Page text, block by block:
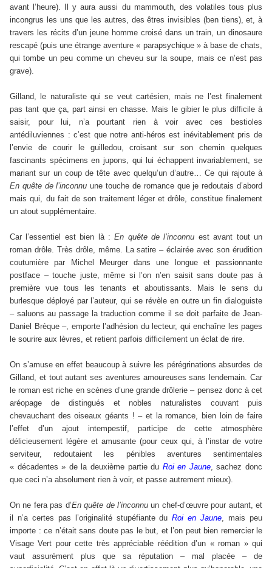
avant l’heure). Il y aura aussi du mammouth, des volatiles tous plus
incongrus les uns que les autres, des êtres invisibles (ben tiens), et, à
travers les récits d’un jeune homme croisé dans un train, un dinosaure
rescapé (puis une étrange aventure « parapsychique » à base de chats,
qui tombe un peu comme un cheveu sur la soupe, mais ce n’est pas
grave).
Gilland, le naturaliste qui se veut cartésien, mais ne l’est finalement
pas tant que ça, part ainsi en chasse. Mais le gibier le plus difficile à
saisir, pour lui, n’a pourtant rien à voir avec ces bestioles
antédiluviennes : c’est que notre anti-héros est inévitablement pris de
l’envie de courir le guilledou, croisant sur son chemin quelques
fascinants spécimens en jupons, qui lui échappent invariablement, se
mariant sur un coup de tête avec quelqu’un d’autre… Ce qui rajoute à
En quête de l’inconnu une touche de romance que je redoutais d’abord
mais qui, du fait de son traitement léger et drôle, constitue finalement
un atout supplémentaire.
Car l’essentiel est bien là :En quête de l’inconnu est avant tout un
roman drôle. Très drôle, même. La satire – éclairée avec son érudition
coutumière par Michel Meurger dans une longue et passionnante
postface – touche juste, même si l’on n’en saisit sans doute pas à
première vue tous les tenants et aboutissants. Mais le sens du
burlesque déployé par l’auteur, qui se révèle en outre un fin dialoguiste
– saluons au passage la traduction comme il se doit parfaite de Jean-
Daniel Brèque –, emporte l’adhésion du lecteur, qui enchaîne les pages
le sourire aux lèvres, et retient parfois difficilement un éclat de rire.
On s’amuse en effet beaucoup à suivre les pérégrinations absurdes de
Gilland, et tout autant ses aventures amoureuses sans lendemain. Car
le roman est riche en scènes d’une grande drôlerie – pensez donc à cet
aréopage de distingués et nobles naturalistes couvant puis
chevauchant des oiseaux géants ! – et la romance, bien loin de faire
l’effet d’un ajout intempestif, participe de cette atmosphère
délicieusement légère et amusante (pour ceux qui, à l’instar de votre
serviteur, redoutaient les pénibles aventures sentimentales
« décadentes » de la deuxième partie du Roi en Jaune, sachez donc
que ceci n’a absolument rien à voir, et passe autrement mieux).
On ne fera pas d’En quête de l’inconnuun chef-d’œuvre pour autant, et
il n’a certes pas l’originalité stupéfiante duRoi en Jaune, mais peu
importe : ce n’était sans doute pas le but, et l’on peut bien remercier le
Visage Vert pour cette très appréciable réédition d’un « roman » qui
vaut assurément plus que sa réputation – mal placée – de